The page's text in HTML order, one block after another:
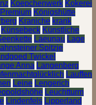
Koepchenwerk Kokerei
Königshütte
Kraniche krank
Künsebeck Künstliche
Laeunau Lage
Spitzje
Twickel
Anna Langenberg
Lauffen
Leine Lengerich
Leuchtturm
Lindenfels Lipperland